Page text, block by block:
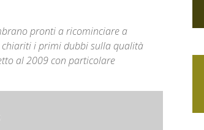
pronti a ricominciare a
chiariti i primi dubbi sulla qualità
al 2009 con particolare